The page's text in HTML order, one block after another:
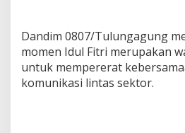
Dandim 0807/Tulungagung
momen Idul Fitri merupakan
untuk mempererat
komunikasi lintas sektor.